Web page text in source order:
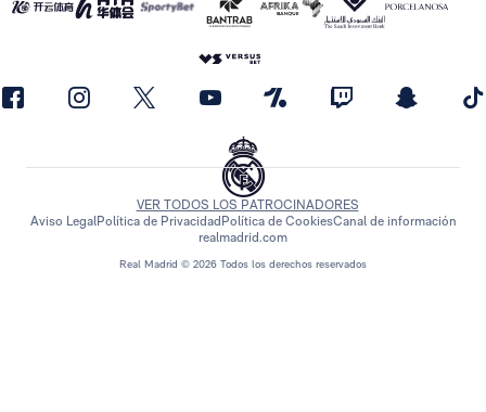
Real Madrid © 2026 Todos los derechos reservados
VER TODOS LOS PATROCINADORES
Aviso LegalPolítica de Privacidad Política de CookiesCanal de información
realmadrid.com